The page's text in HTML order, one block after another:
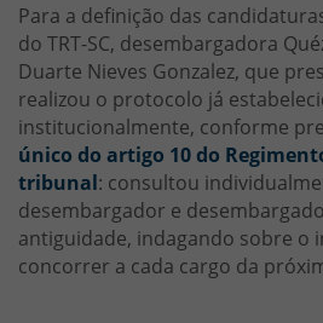
Para a definição das
do TRT-SC, desembargadora
Duarte Nieves Gonzalez, que
realizou o protocolo já
institucionalmente, conforme
único do artigo 10 do
tribunal: consultou
desembargador e
antiguidade, indagando sobre o
concorrer a cada cargo da